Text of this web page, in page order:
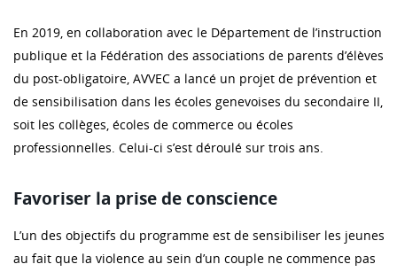
En 2019, en collaboration avec le Département de l’instruction
publique et la Fédération des associations de parents d’élèves
du post-obligatoire, AVVEC a lancé un projet de prévention et
de sensibilisation dans les écoles genevoises du secondaire II,
soit les collèges, écoles de commerce ou écoles
professionnelles. Celui-ci s’est déroulé sur trois ans.
Favoriser la prise de conscience
L’un des objectifs du programme est de sensibiliser les jeunes
au fait que la violence au sein d’un couple ne commence pas